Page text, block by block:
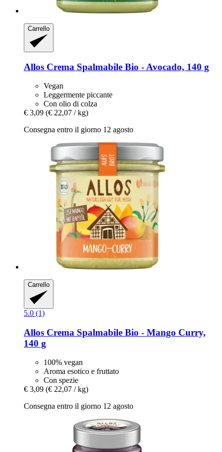
Carrello
Allos Crema Spalmabile Bio -​ Avocado, 140 g
Vegan
Leggermente piccante
Con olio di colza
€ 3,09 (€ 22,07 / kg)
Consegna entro il giorno 12 agosto
Carrello
5.0 (1)
Allos Crema Spalmabile Bio -​ Mango Curry,
140 g
100% vegan
Aroma esotico e fruttato
Con spezie
€ 3,09 (€ 22,07 / kg)
Consegna entro il giorno 12 agosto